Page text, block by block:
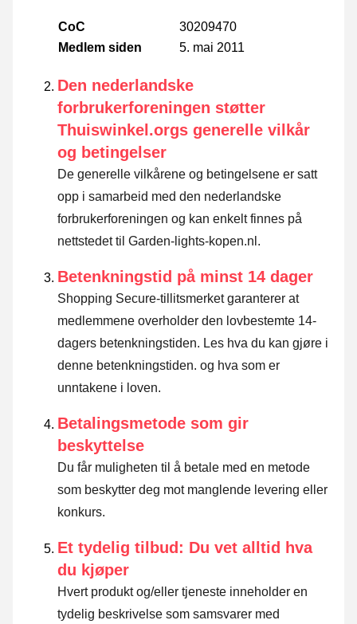
CoC
30209470
Medlem siden
5. mai 2011
Den nederlandske
forbrukerforeningen støtter
Thuiswinkel.orgs generelle vilkår
og betingelser
De generelle vilkårene og betingelsene er satt
opp i samarbeid med den nederlandske
forbrukerforeningen og kan enkelt finnes på
nettstedet til Garden-lights-kopen.nl.
Betenkningstid på minst 14 dager
Shopping Secure-tillitsmerket garanterer at
medlemmene overholder den lovbestemte 14-
dagers betenkningstiden. Les hva du kan gjøre i
denne betenkningstiden. og hva som er
unntakene i loven.
Betalingsmetode som gir
beskyttelse
Du får muligheten til å betale med en metode
som beskytter deg mot manglende levering eller
konkurs.
Et tydelig tilbud: Du vet alltid hva
du kjøper
Hvert produkt og/eller tjeneste inneholder en
tydelig beskrivelse som samsvarer med